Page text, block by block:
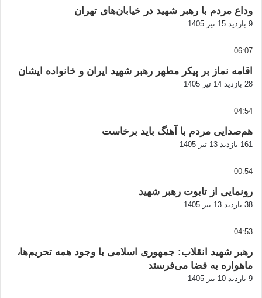
وداع مردم با رهبر شهید در خیابان‌های تهران
9 بازدید 15 تیر 1405
06:07
اقامه نماز بر پیکر مطهر رهبر شهید ایران و خانواده ایشان
28 بازدید 14 تیر 1405
04:54
هم‌صدایی مردم با آهنگ باید برخاست
161 بازدید 13 تیر 1405
00:54
رونمایی از تابوت رهبر شهید
38 بازدید 13 تیر 1405
04:53
رهبر شهید انقلاب: جمهوری اسلامی با وجود همه تحریم‌ها،
ماهواره به فضا می‌فرستد
9 بازدید 10 تیر 1405